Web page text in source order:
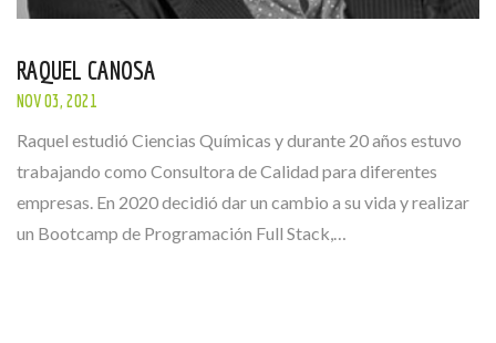
RAQUEL CANOSA
NOV 03, 2021
Raquel estudió Ciencias Químicas y durante 20 años estuvo
trabajando como Consultora de Calidad para diferentes
empresas. En 2020 decidió dar un cambio a su vida y realizar
un Bootcamp de Programación Full Stack,…